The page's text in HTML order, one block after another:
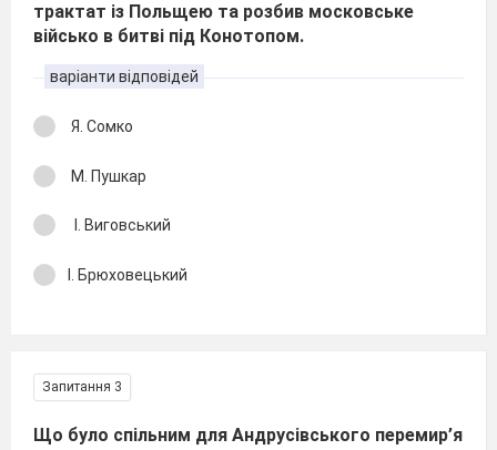
трактат із Польщею та розбив московське
військо в битві під Конотопом.
варіанти відповідей
Я. Сомко
М. Пушкар
І. Виговський
І. Брюховецький
Запитання 3
Що було спільним для Андрусівського перемир’я